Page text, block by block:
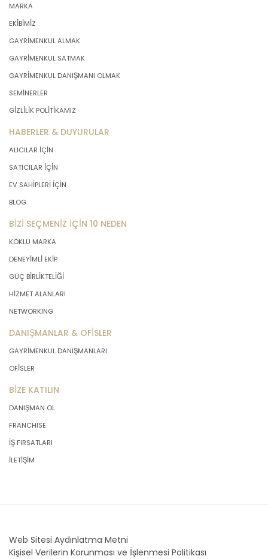
MARKA
EKİBİMİZ
GAYRİMENKUL ALMAK
GAYRİMENKUL SATMAK
GAYRİMENKUL DANIŞMANI OLMAK
SEMİNERLER
GİZLİLİK POLİTİKAMIZ
HABERLER & DUYURULAR
ALICILAR İÇİN
SATICILAR İÇİN
EV SAHİPLERİ İÇİN
BLOG
BİZİ SEÇMENİZ İÇİN 10 NEDEN
KÖKLÜ MARKA
DENEYİMLİ EKİP
GÜÇ BİRLİKTELİĞİ
HİZMET ALANLARI
NETWORKING
DANIŞMANLAR & OFİSLER
GAYRİMENKUL DANIŞMANLARI
OFİSLER
BİZE KATILIN
DANIŞMAN OL
FRANCHISE
İŞ FIRSATLARI
İLETİŞİM
Web Sitesi Aydınlatma Metni
Kişisel Verilerin Korunması ve İşlenmesi Politikası